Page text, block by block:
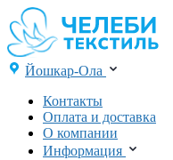
Йошкар-Ола
Контакты
Оплата и доставка
О компании
Информация